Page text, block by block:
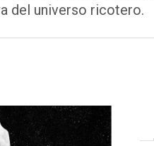
del universo ricotero.